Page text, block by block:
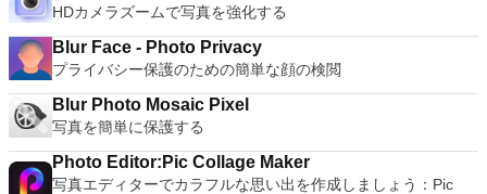
HDカメラズームで写真を強化する
Blur Face - Photo Privacy
プライバシー保護のための簡単な顔の検閲
Blur Photo Mosaic Pixel
写真を簡単に保護する
Photo Editor:Pic Collage Maker
写真エディターでカラフルな思い出を作成しましょう：Pic